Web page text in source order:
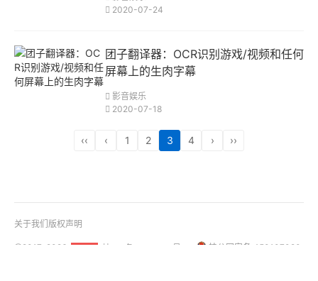
2020-07-24
团子翻译器：OCR识别游戏/视频和任何
屏幕上的生肉字幕
影音娱乐
2020-07-18
‹‹ ‹ 1 2 3 4 › ››
关于我们 版权声明
@2017-2026 桂ICP备18001158号-1
桂公网安备 450107020